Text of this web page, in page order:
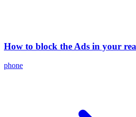
How to block the Ads in your
phone